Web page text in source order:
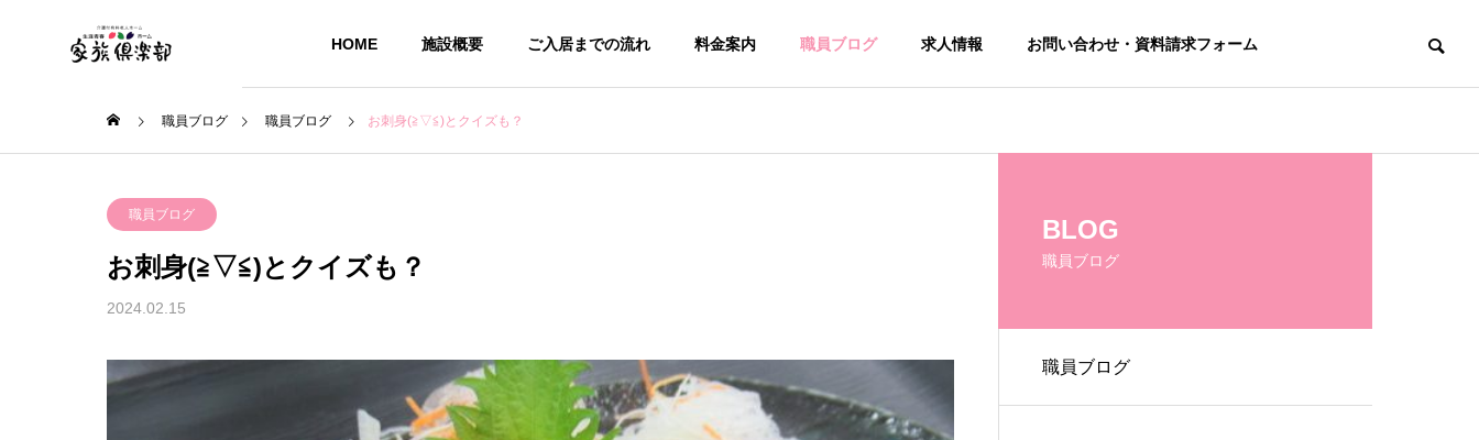
HOME 施設概要 ご入居までの流れ 料金案内 職員ブログ 求人情報 お問い合わせ・資料請求フォーム
職員ブログ 職員ブログ お刺身(≧▽≦)とクイズも？
職員ブログ
お刺身(≧▽≦)とクイズも？
2024.02.15
BLOG
職員ブログ
職員ブログ